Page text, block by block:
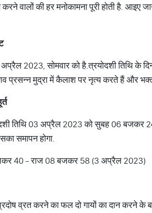
वालों की हर मनोकामना पूरी होती है. आइए
2023, सोमवार को है.त्रयोदशी तिथि के
प्रसन्न मुद्रा में कैलाश पर नृत्य करते हैं और
तिथि 03 अप्रैल 2023 को सुबह 06 बजकर
समापन होगा.
40 - राज 08 बजकर 58 (3 अप्रैल 2023)
व्रत करने का फल दो गायों का दान करने के